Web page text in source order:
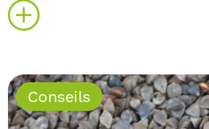
Conseils